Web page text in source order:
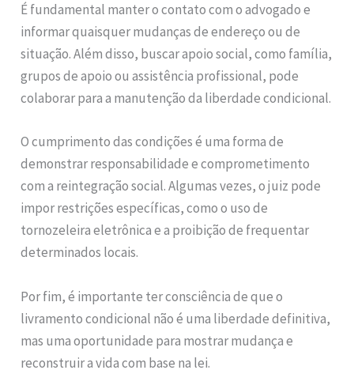
É fundamental manter o contato com o advogado e
informar quaisquer mudanças de endereço ou de
situação. Além disso, buscar apoio social, como família,
grupos de apoio ou assistência profissional, pode
colaborar para a manutenção da liberdade condicional.
O cumprimento das condições é uma forma de
demonstrar responsabilidade e comprometimento
com a reintegração social. Algumas vezes, o juiz pode
impor restrições específicas, como o uso de
tornozeleira eletrônica e a proibição de frequentar
determinados locais.
Por fim, é importante ter consciência de que o
livramento condicional não é uma liberdade definitiva,
mas uma oportunidade para mostrar mudança e
reconstruir a vida com base na lei.